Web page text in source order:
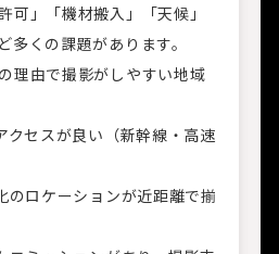
可」「機材搬入」「天候」
多くの課題があります。
理由で撮影がしやすい地域
クセスが良い（新幹線・高速
のロケーションが近距離で揃